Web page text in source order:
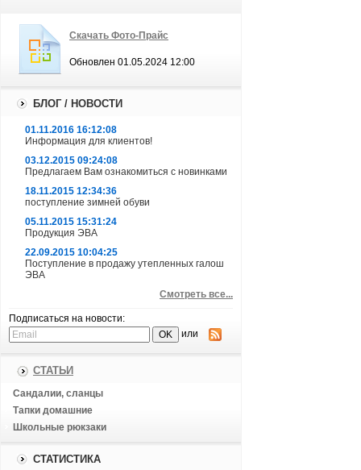
Скачать Фото-Прайс
Обновлен 01.05.2024 12:00
БЛОГ / НОВОСТИ
01.11.2016 16:12:08
Информация для клиентов!
03.12.2015 09:24:08
Предлагаем Вам ознакомиться с новинками
18.11.2015 12:34:36
поступление зимней обуви
05.11.2015 15:31:24
Продукция ЭВА
22.09.2015 10:04:25
Поступление в продажу утепленных галош
ЭВА
Смотреть все...
Подписаться на новости:
или
СТАТЬИ
Сандалии, сланцы
Тапки домашние
Школьные рюкзаки
СТАТИСТИКА